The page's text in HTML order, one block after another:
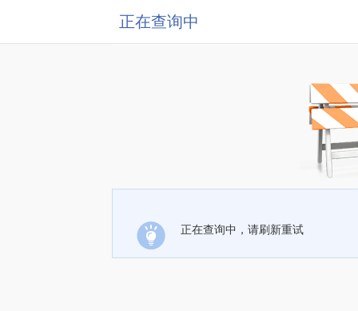
正在查询中
正在查询中，请刷新重试